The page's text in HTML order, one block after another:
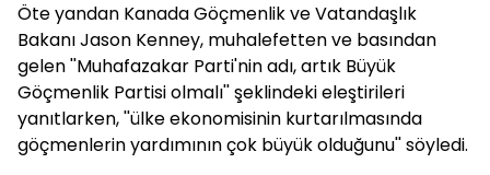
Öte yandan Kanada Göçmenlik ve Vatandaşlık
Bakanı Jason Kenney, muhalefetten ve basından
gelen ''Muhafazakar Parti'nin adı, artık Büyük
Göçmenlik Partisi olmalı'' şeklindeki eleştirileri
yanıtlarken, ''ülke ekonomisinin kurtarılmasında
göçmenlerin yardımının çok büyük olduğunu'' söyledi.